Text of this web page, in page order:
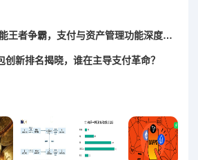
上一篇：2024钱包全能王者争霸，支付与资产管理功能深度榜单解析
新排名揭晓，谁在主导支付革命？